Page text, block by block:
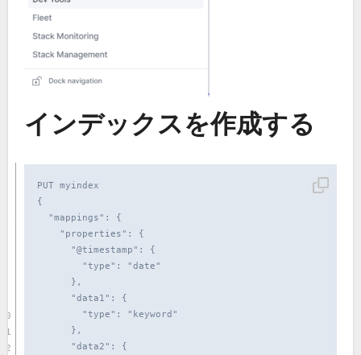
インデックスを作成する
PUT myindex
{
  "mappings": {
    "properties": {
      "@timestamp": {
        "type": "date"
      },
      "data1": {
        "type": "keyword"
      },
      "data2": {